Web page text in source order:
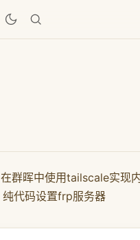
在群晖中使用tailscale实现
纯代码设置frp服务器